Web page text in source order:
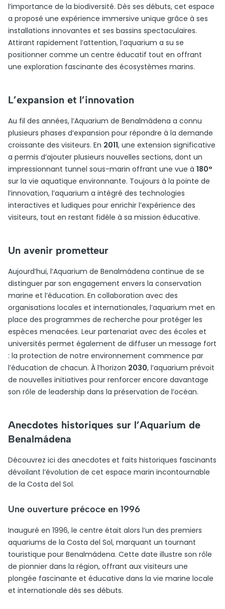
l’importance de la biodiversité. Dès ses débuts, cet espace
a proposé une expérience immersive unique grâce à ses
installations innovantes et ses bassins spectaculaires.
Attirant rapidement l’attention, l’aquarium a su se
positionner comme un centre éducatif tout en offrant
une exploration fascinante des écosystèmes marins.
L’expansion et l’innovation
Au fil des années, l’Aquarium de Benalmádena a connu
plusieurs phases d’expansion pour répondre à la demande
croissante des visiteurs. En 2011, une extension significative
a permis d’ajouter plusieurs nouvelles sections, dont un
impressionnant tunnel sous-marin offrant une vue à 180°
sur la vie aquatique environnante. Toujours à la pointe de
l’innovation, l’aquarium a intégré des technologies
interactives et ludiques pour enrichir l’expérience des
visiteurs, tout en restant fidèle à sa mission éducative.
Un avenir prometteur
Aujourd’hui, l’Aquarium de Benalmádena continue de se
distinguer par son engagement envers la conservation
marine et l’éducation. En collaboration avec des
organisations locales et internationales, l’aquarium met en
place des programmes de recherche pour protéger les
espèces menacées. Leur partenariat avec des écoles et
universités permet également de diffuser un message fort
: la protection de notre environnement commence par
l’éducation de chacun. À l’horizon 2030, l’aquarium prévoit
de nouvelles initiatives pour renforcer encore davantage
son rôle de leadership dans la préservation de l’océan.
Anecdotes historiques sur l’Aquarium de
Benalmádena
Découvrez ici des anecdotes et faits historiques fascinants
dévoilant l’évolution de cet espace marin incontournable
de la Costa del Sol.
Une ouverture précoce en 1996
Inauguré en 1996, le centre était alors l’un des premiers
aquariums de la Costa del Sol, marquant un tournant
touristique pour Benalmádena. Cette date illustre son rôle
de pionnier dans la région, offrant aux visiteurs une
plongée fascinante et éducative dans la vie marine locale
et internationale dès ses débuts.